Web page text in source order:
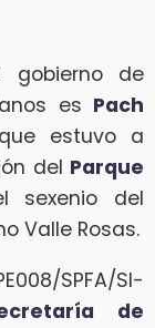
gobierno de
es Pach
estuvo a
del Parque
sexenio del
Valle Rosas.
SPFA/SI-
de